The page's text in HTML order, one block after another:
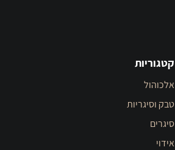
קטגוריות
אלכוהול
טבק וסיגריות
סיגרים
אידוי